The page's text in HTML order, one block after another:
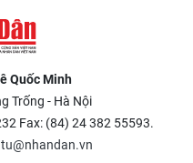
Quốc Minh
Trống - Hà Nội
Fax: (84) 24 382 55593.